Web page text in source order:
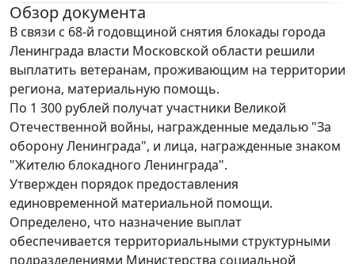
Обзор документа
В связи с 68-й годовщиной снятия блокады города
Ленинграда власти Московской области решили
выплатить ветеранам, проживающим на территории
региона, материальную помощь.
По 1 300 рублей получат участники Великой
Отечественной войны, награжденные медалью "За
оборону Ленинграда", и лица, награжденные знаком
"Жителю блокадного Ленинграда".
Утвержден порядок предоставления
единовременной материальной помощи.
Определено, что назначение выплат
обеспечивается территориальными структурными
подразделениями Министерства социальной